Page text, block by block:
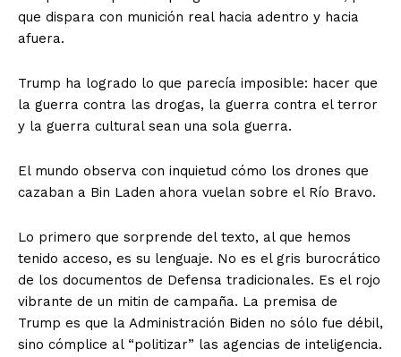
que dispara con munición real hacia adentro y hacia
afuera.
Trump ha logrado lo que parecía imposible: hacer que
la guerra contra las drogas, la guerra contra el terror
y la guerra cultural sean una sola guerra.
El mundo observa con inquietud cómo los drones que
cazaban a Bin Laden ahora vuelan sobre el Río Bravo.
Lo primero que sorprende del texto, al que hemos
tenido acceso, es su lenguaje. No es el gris burocrático
de los documentos de Defensa tradicionales. Es el rojo
vibrante de un mitin de campaña. La premisa de
Trump es que la Administración Biden no sólo fue débil,
sino cómplice al “politizar” las agencias de inteligencia.